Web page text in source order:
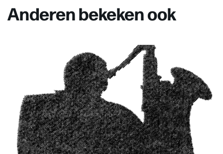
Anderen bekeken ook